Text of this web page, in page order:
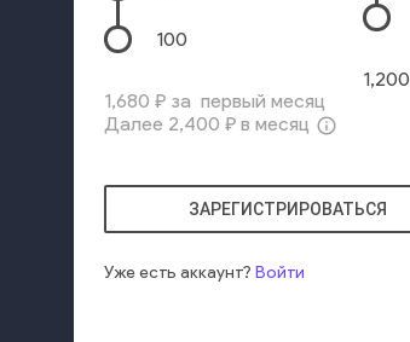
100
1,680 ₽ за первый месяц
Далее 2,400 ₽ в месяц info_outline
1,200
ЗАРЕГИСТРИРОВАТЬСЯ
Уже есть аккаунт? Войти